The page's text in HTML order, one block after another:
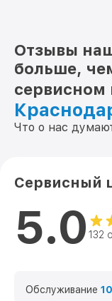
Отзывы
больше,
сервисном
Что о нас
Сервисный
5.0 132
Обслуживание